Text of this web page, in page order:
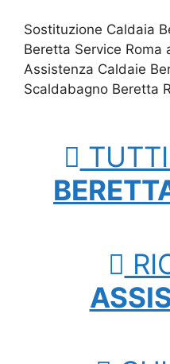
Sostituzione Caldaia
Beretta Service
Assistenza Caldaie
Scaldabagno Beretta